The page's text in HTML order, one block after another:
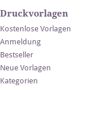
Druckvorlagen
Kostenlose Vorlagen
Anmeldung
Bestseller
Neue Vorlagen
Kategorien